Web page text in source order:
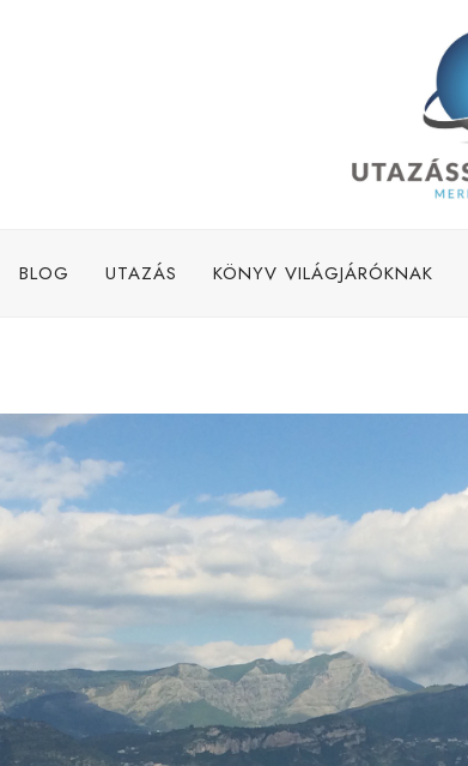
BLOG UTAZÁS KÖNYV VILÁGJÁRÓKNAK